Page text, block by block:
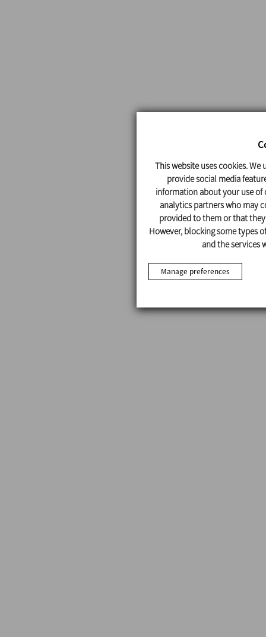
This website uses cookies.
provide social media
information about your use of
analytics partners who may
provided to them or that
However, blocking some types
and the services
Manage preferences